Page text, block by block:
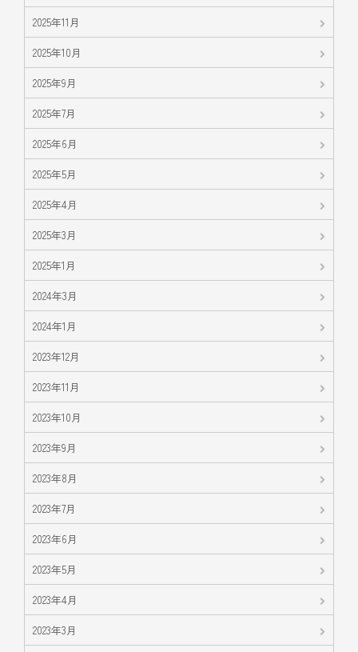
2025年11月
2025年10月
2025年9月
2025年7月
2025年6月
2025年5月
2025年4月
2025年3月
2025年1月
2024年3月
2024年1月
2023年12月
2023年11月
2023年10月
2023年9月
2023年8月
2023年7月
2023年6月
2023年5月
2023年4月
2023年3月